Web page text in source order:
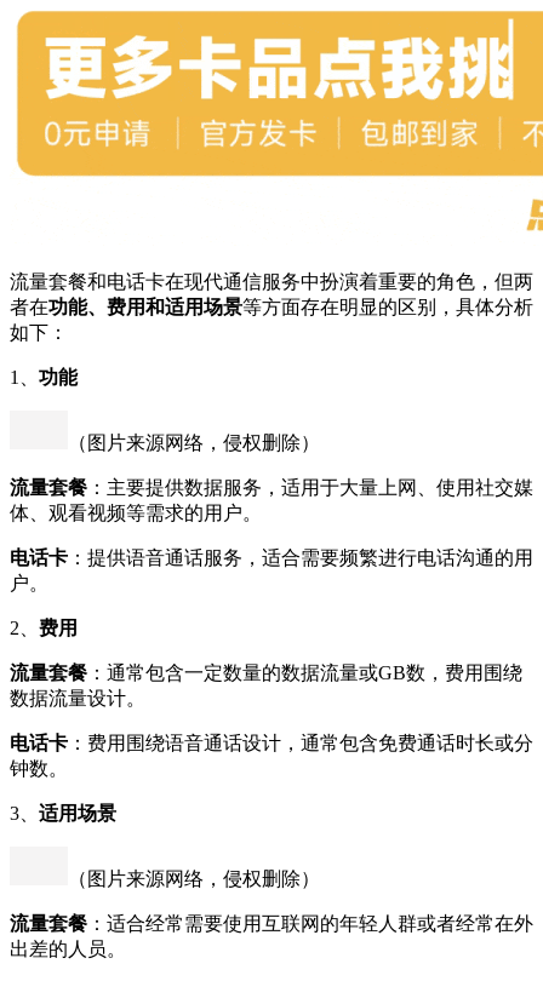
流量套餐和电话卡在现代通信服务中扮演着重要的角色，但两
者在功能、费用和适用场景等方面存在明显的区别，具体分析
如下：
1、 功能
（图片来源网络，侵权删除）
流量套餐 ：主要提供数据服务，适用于大量上网、使用社交媒
体、观看视频等需求的用户。
电话卡 ：提供语音通话服务，适合需要频繁进行电话沟通的用
户。
2、 费用
流量套餐 ：通常包含一定数量的数据流量或GB数，费用围绕
数据流量设计。
电话卡 ：费用围绕语音通话设计，通常包含免费通话时长或分
钟数。
3、 适用场景
（图片来源网络，侵权删除）
流量套餐 ：适合经常需要使用互联网的年轻人群或者经常在外
出差的人员。